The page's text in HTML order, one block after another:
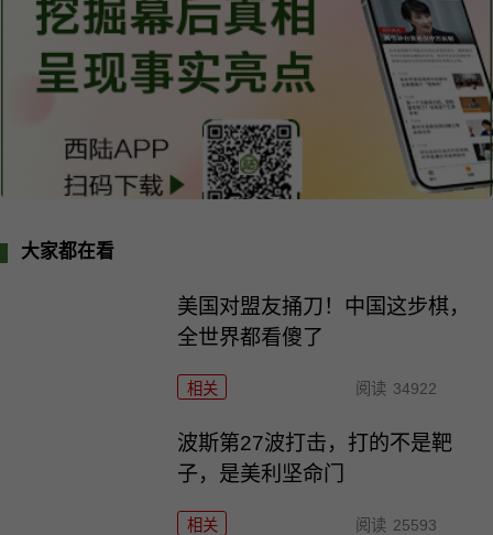
大家都在看
美国对盟友捅刀！中国这步棋，
全世界都看傻了
相关 阅读 34922
波斯第27波打击，打的不是靶
子，是美利坚命门
相关 阅读 25593